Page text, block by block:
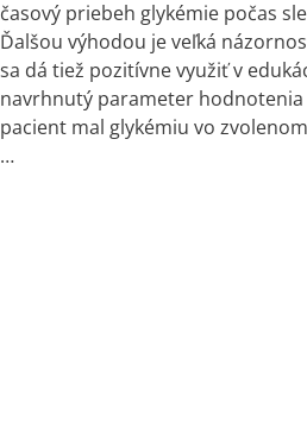
časový priebeh glykémie počas
Ďalšou výhodou je veľká
sa dá tiež pozitívne využiť v
navrhnutý parameter hodnotenia
pacient mal glykémiu vo
…